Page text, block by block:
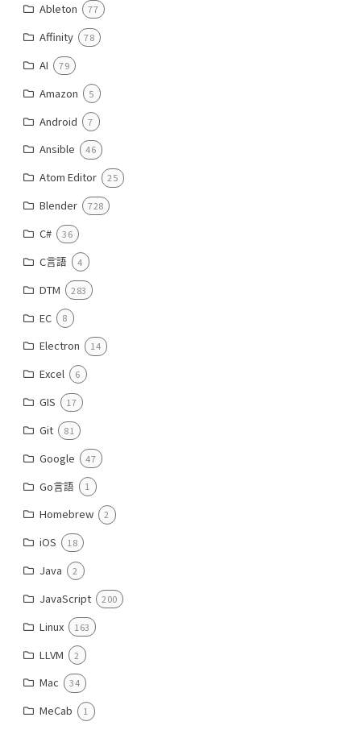
Ableton 77
Affinity 78
AI 79
Amazon 5
Android 7
Ansible 46
Atom Editor 25
Blender 728
C# 36
C言語 4
DTM 283
EC 8
Electron 14
Excel 6
GIS 17
Git 81
Google 47
Go言語 1
Homebrew 2
iOS 18
Java 2
JavaScript 200
Linux 163
LLVM 2
Mac 34
MeCab 1